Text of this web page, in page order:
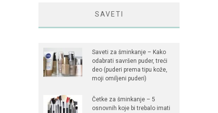
SAVETI
Saveti za šminkanje – Kako
odabrati savršen puder, treći
deo (puderi prema tipu kože,
moji omiljeni puderi)
Četke za šminkanje – 5
osnovnih koje bi trebalo imati